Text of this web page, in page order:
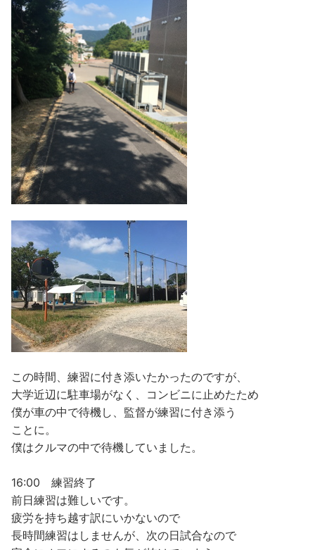
この時間、練習に付き添いたかったのですが、
大学近辺に駐車場がなく、コンビニに止めたため
僕が車の中で待機し、監督が練習に付き添う
ことに。
僕はクルマの中で待機していました。
16:00 練習終了
前日練習は難しいです。
疲労を持ち越す訳にいかないので
長時間練習はしませんが、次の日試合なので